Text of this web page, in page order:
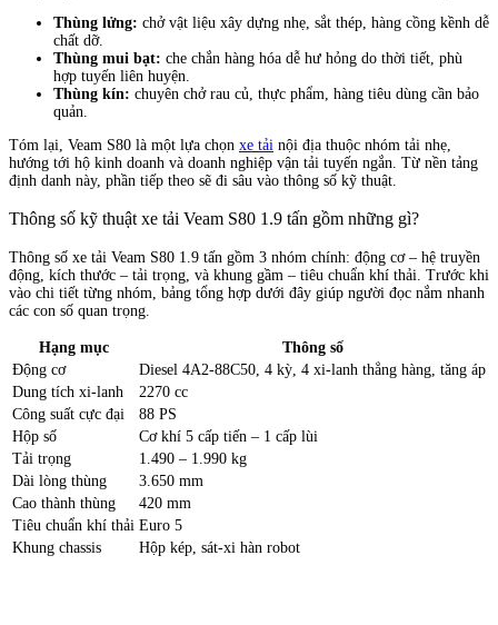
Thùng lửng: chở vật liệu xây dựng nhẹ, sắt thép, hàng cồng kềnh dễ
chất dỡ.
Thùng mui bạt: che chắn hàng hóa dễ hư hỏng do thời tiết, phù
hợp tuyến liên huyện.
Thùng kín: chuyên chở rau củ, thực phẩm, hàng tiêu dùng cần bảo
quản.
Tóm lại, Veam S80 là một lựa chọn xe tải nội địa thuộc nhóm tải nhẹ,
hướng tới hộ kinh doanh và doanh nghiệp vận tải tuyến ngắn. Từ nền tảng
định danh này, phần tiếp theo sẽ đi sâu vào thông số kỹ thuật.
Thông số kỹ thuật xe tải Veam S80 1.9 tấn gồm những gì?
Thông số xe tải Veam S80 1.9 tấn gồm 3 nhóm chính: động cơ – hệ truyền
động, kích thước – tải trọng, và khung gầm – tiêu chuẩn khí thải. Trước khi
vào chi tiết từng nhóm, bảng tổng hợp dưới đây giúp người đọc nắm nhanh
các con số quan trọng.
Hạng mục
Thông số
Động cơ
Diesel 4A2-88C50, 4 kỳ, 4 xi-lanh thẳng hàng, tăng áp
Dung tích xi-lanh
2270 cc
Công suất cực đại
88 PS
Hộp số
Cơ khí 5 cấp tiến – 1 cấp lùi
Tải trọng
1.490 – 1.990 kg
Dài lòng thùng
3.650 mm
Cao thành thùng
420 mm
Tiêu chuẩn khí thải Euro 5
Khung chassis
Hộp kép, sát-xi hàn robot